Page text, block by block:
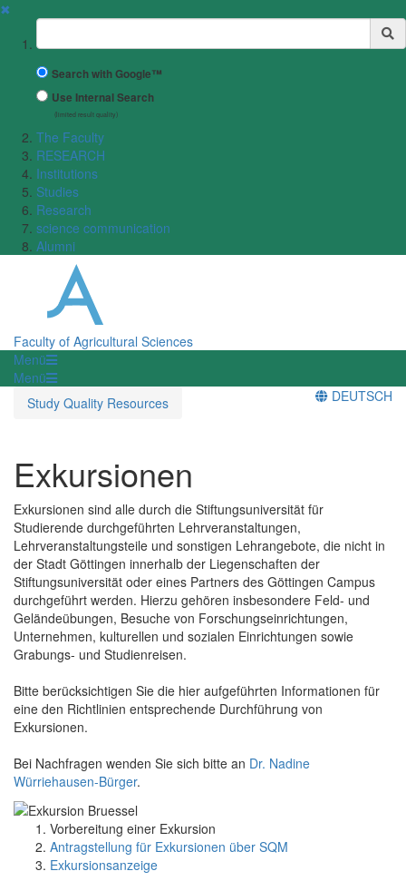
✖
Suchbegriff
Search with Google™
Use Internal Search
(limited result quality)
The Faculty
RESEARCH
Institutions
Studies
Research
science communication
Alumni
Faculty of Agricultural Sciences
Menü
Menü
Study Quality Resources
DEUTSCH
Exkursionen
Exkursionen sind alle durch die Stiftungsuniversität für
Studierende durchgeführten Lehrveranstaltungen,
Lehrveranstaltungsteile und sonstigen Lehrangebote, die nicht in
der Stadt Göttingen innerhalb der Liegenschaften der
Stiftungsuniversität oder eines Partners des Göttingen Campus
durchgeführt werden. Hierzu gehören insbesondere Feld- und
Geländeübungen, Besuche von Forschungseinrichtungen,
Unternehmen, kulturellen und sozialen Einrichtungen sowie
Grabungs- und Studienreisen.
Bitte berücksichtigen Sie die hier aufgeführten Informationen für
eine den Richtlinien entsprechende Durchführung von
Exkursionen.
Bei Nachfragen wenden Sie sich bitte an Dr. Nadine
Würriehausen-Bürger.
Vorbereitung einer Exkursion
Antragstellung für Exkursionen über SQM
Exkursionsanzeige